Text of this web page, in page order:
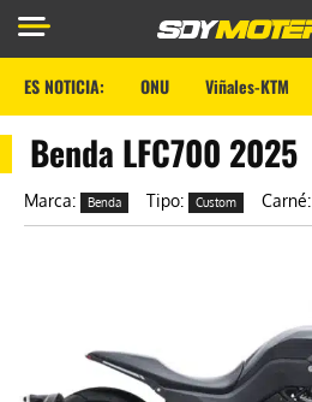
ES NOTICIA: ONU Viñales-KTM
Benda LFC700 2025
Marca: Benda Tipo: Custom Carné: